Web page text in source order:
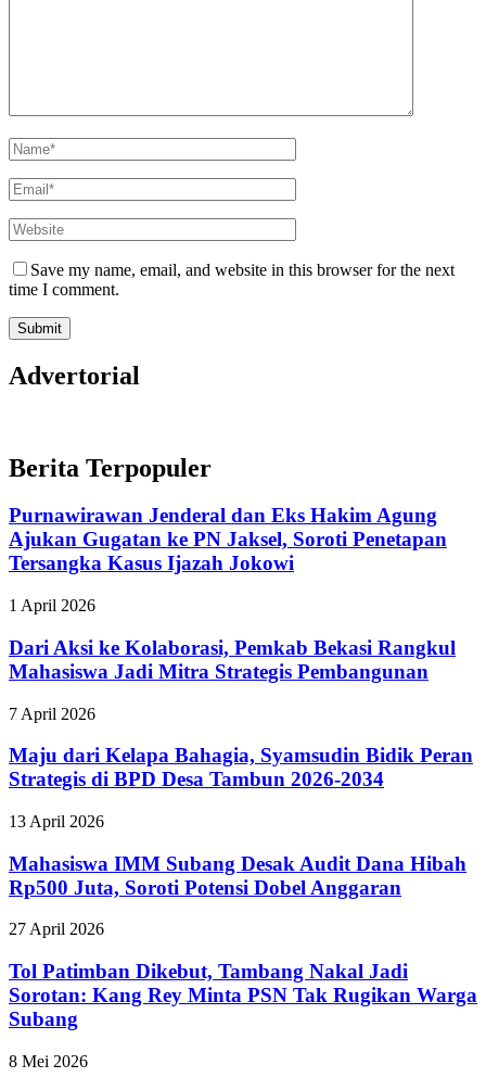
Save my name, email, and website in this browser for the next
time I comment.
Advertorial
Berita Terpopuler
Purnawirawan Jenderal dan Eks Hakim Agung
Ajukan Gugatan ke PN Jaksel, Soroti Penetapan
Tersangka Kasus Ijazah Jokowi
1 April 2026
Dari Aksi ke Kolaborasi, Pemkab Bekasi Rangkul
Mahasiswa Jadi Mitra Strategis Pembangunan
7 April 2026
Maju dari Kelapa Bahagia, Syamsudin Bidik Peran
Strategis di BPD Desa Tambun 2026-2034
13 April 2026
Mahasiswa IMM Subang Desak Audit Dana Hibah
Rp500 Juta, Soroti Potensi Dobel Anggaran
27 April 2026
Tol Patimban Dikebut, Tambang Nakal Jadi
Sorotan: Kang Rey Minta PSN Tak Rugikan Warga
Subang
8 Mei 2026